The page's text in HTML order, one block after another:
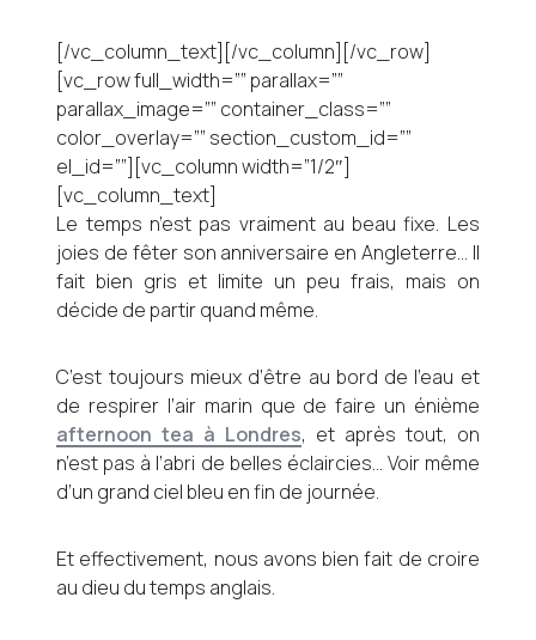
[/vc_column_text][/vc_column][/vc_row]
[vc_row full_width=”” parallax=””
parallax_image=”” container_class=””
color_overlay=”” section_custom_id=””
el_id=””][vc_column width=”1/2″]
[vc_column_text]
Le temps n’est pas vraiment au beau fixe. Les
joies de fêter son anniversaire en Angleterre… Il
fait bien gris et limite un peu frais, mais on
décide de partir quand même.
C’est toujours mieux d’être au bord de l’eau et
de respirer l’air marin que de faire un énième
afternoon tea à Londres, et après tout, on
n’est pas à l’abri de belles éclaircies… Voir même
d’un grand ciel bleu en fin de journée.
Et effectivement, nous avons bien fait de croire
au dieu du temps anglais.